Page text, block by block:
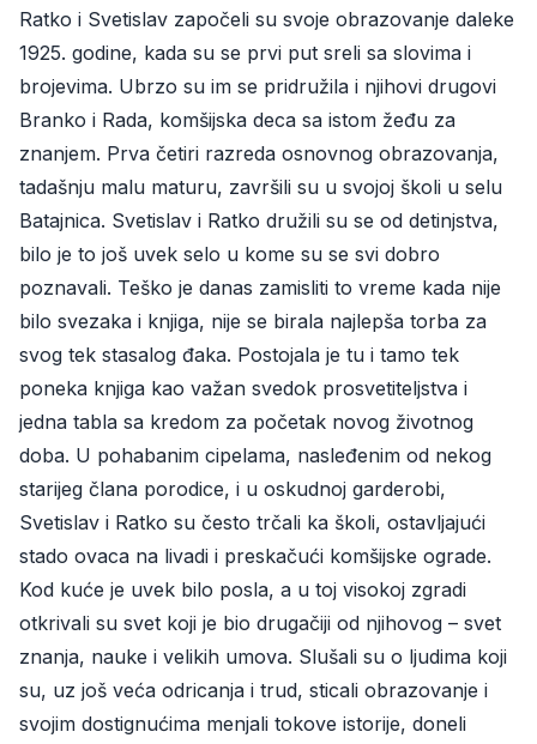
Ratko i Svetislav započeli su svoje obrazovanje daleke
1925. godine, kada su se prvi put sreli sa slovima i
brojevima. Ubrzo su im se pridružila i njihovi drugovi
Branko i Rada, komšijska deca sa istom žeđu za
znanjem. Prva četiri razreda osnovnog obrazovanja,
tadašnju malu maturu, završili su u svojoj školi u selu
Batajnica. Svetislav i Ratko družili su se od detinjstva,
bilo je to još uvek selo u kome su se svi dobro
poznavali. Teško je danas zamisliti to vreme kada nije
bilo svezaka i knjiga, nije se birala najlepša torba za
svog tek stasalog đaka. Postojala je tu i tamo tek
poneka knjiga kao važan svedok prosvetiteljstva i
jedna tabla sa kredom za početak novog životnog
doba. U pohabanim cipelama, nasleđenim od nekog
starijeg člana porodice, i u oskudnoj garderobi,
Svetislav i Ratko su često trčali ka školi, ostavljajući
stado ovaca na livadi i preskačući komšijske ograde.
Kod kuće je uvek bilo posla, a u toj visokoj zgradi
otkrivali su svet koji je bio drugačiji od njihovog – svet
znanja, nauke i velikih umova. Slušali su o ljudima koji
su, uz još veća odricanja i trud, sticali obrazovanje i
svojim dostignućima menjali tokove istorije, doneli